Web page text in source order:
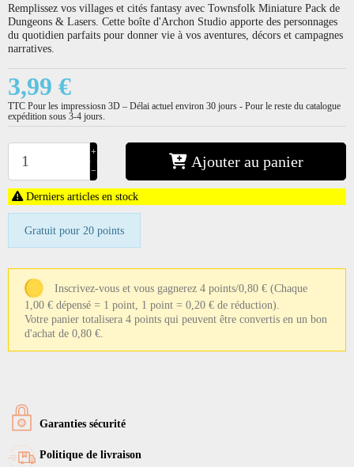
Remplissez vos villages et cités fantasy avec Townsfolk Miniature Pack de
Dungeons & Lasers. Cette boîte d'Archon Studio apporte des personnages
du quotidien parfaits pour donner vie à vos aventures, décors et campagnes
narratives.
3,99 €
TTC Pour les impressiosn 3D – Délai actuel environ 30 jours - Pour le reste du catalogue
expédition sous 3-4 jours.
+
−
Ajouter au panier
Derniers articles en stock
Gratuit pour 20 points
Inscrivez-vous et vous gagnerez 4 points/0,80 € (Chaque
1,00 € dépensé = 1 point, 1 point = 0,20 € de réduction).
Votre panier totalisera 4 points qui peuvent être convertis en un bon
d'achat de 0,80 €.
Garanties sécurité
Politique de livraison